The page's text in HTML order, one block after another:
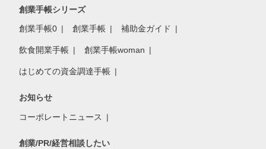
創業手帳シリーズ
創業手帳0 創業手帳 補助金ガイド
飲食開業手帳 創業手帳woman
はじめての資金調達手帳
お知らせ
コーポレートニュース
創業/PR/経営相談したい